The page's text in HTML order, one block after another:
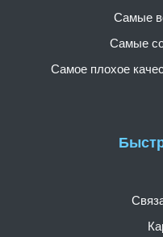
Самые
Самые
Самое плохое